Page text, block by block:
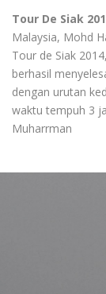
Tour De Siak
Malaysia, Mohd
Tour de Siak
berhasil
dengan urutan
waktu tempuh 3
Muharrman